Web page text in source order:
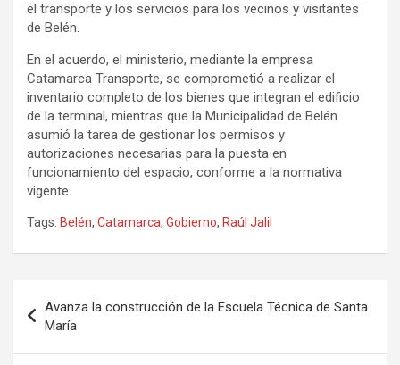
el transporte y los servicios para los vecinos y visitantes
de Belén.
En el acuerdo, el ministerio, mediante la empresa
Catamarca Transporte, se comprometió a realizar el
inventario completo de los bienes que integran el edificio
de la terminal, mientras que la Municipalidad de Belén
asumió la tarea de gestionar los permisos y
autorizaciones necesarias para la puesta en
funcionamiento del espacio, conforme a la normativa
vigente.
Tags: Belén, Catamarca, Gobierno, Raúl Jalil
de
entradas
Avanza la construcción de la Escuela Técnica de Santa
María